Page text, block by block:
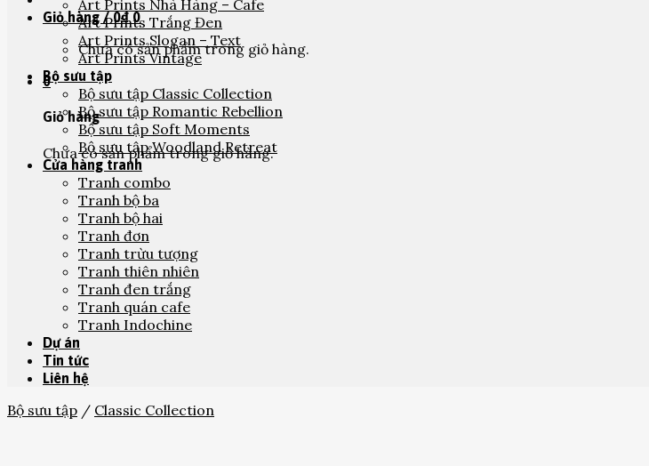
Giỏ hàng /0₫ 0
Chưa có sản phẩm trong giỏ hàng.
0
Giỏ hàng
Chưa có sản phẩm trong giỏ hàng.
Art Prints Nhà Hàng – Cafe
Art Prints Trắng Đen
Art Prints Slogan – Text
Art Prints Vintage
Bộ sưu tập
Bộ sưu tập Classic Collection
Bộ sưu tập Romantic Rebellion
Bộ sưu tập Soft Moments
Bộ sưu tập Woodland Retreat
Cửa hàng tranh
Tranh combo
Tranh bộ ba
Tranh bộ hai
Tranh đơn
Tranh trừu tượng
Tranh thiên nhiên
Tranh đen trắng
Tranh quán cafe
Tranh Indochine
Dự án
Tin tức
Liên hệ
Bộ sưu tập / Classic Collection